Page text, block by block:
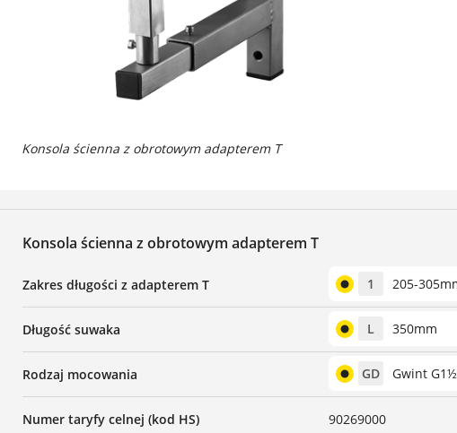
Konsola ścienna z obrotowym adapterem T
Konsola ścienna z obrotowym adapterem T
Zakres długości z adapterem T 1 205-
Długość suwaka L 350mm
Rodzaj mocowania GD Gwint G1½
Numer taryfy celnej (kod HS) 90269000